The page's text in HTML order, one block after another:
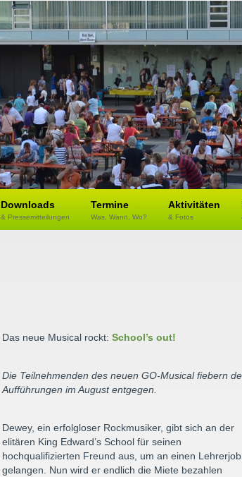
Downloads
& Pressemitteilungen
Termine
Was, Wann, Wo?
Aktivitäten
& Fotos
Das neue Musical rockt: School’s out!
Die Teilnehmenden des neuen GO-Musical fiebern
Aufführungen im August entgegen.
Dewey, ein erfolgloser Rockmusiker, gibt sich an der
elitären King Edward’s School für seinen
hochqualifizierten Freund aus, um an einen
gelangen. Nun wird er endlich die Miete bezahlen